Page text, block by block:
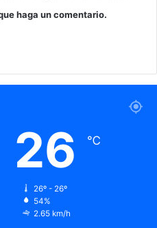
haga un comentario.
26 ℃
26º - 26º
54%
2.65 km/h